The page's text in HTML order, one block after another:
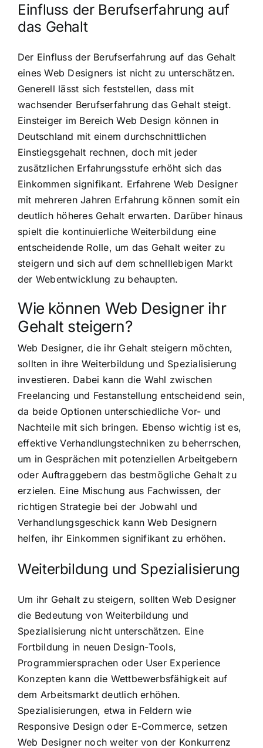
Einfluss der Berufserfahrung auf
das Gehalt
Der Einfluss der Berufserfahrung auf das Gehalt
eines Web Designers ist nicht zu unterschätzen.
Generell lässt sich feststellen, dass mit
wachsender Berufserfahrung das Gehalt steigt.
Einsteiger im Bereich Web Design können in
Deutschland mit einem durchschnittlichen
Einstiegsgehalt rechnen, doch mit jeder
zusätzlichen Erfahrungsstufe erhöht sich das
Einkommen signifikant. Erfahrene Web Designer
mit mehreren Jahren Erfahrung können somit ein
deutlich höheres Gehalt erwarten. Darüber hinaus
spielt die kontinuierliche Weiterbildung eine
entscheidende Rolle, um das Gehalt weiter zu
steigern und sich auf dem schnelllebigen Markt
der Webentwicklung zu behaupten.
Wie können Web Designer ihr
Gehalt steigern?
Web Designer, die ihr Gehalt steigern möchten,
sollten in ihre Weiterbildung und Spezialisierung
investieren. Dabei kann die Wahl zwischen
Freelancing und Festanstellung entscheidend sein,
da beide Optionen unterschiedliche Vor- und
Nachteile mit sich bringen. Ebenso wichtig ist es,
effektive Verhandlungstechniken zu beherrschen,
um in Gesprächen mit potenziellen Arbeitgebern
oder Auftraggebern das bestmögliche Gehalt zu
erzielen. Eine Mischung aus Fachwissen, der
richtigen Strategie bei der Jobwahl und
Verhandlungsgeschick kann Web Designern
helfen, ihr Einkommen signifikant zu erhöhen.
Weiterbildung und Spezialisierung
Um ihr Gehalt zu steigern, sollten Web Designer
die Bedeutung von Weiterbildung und
Spezialisierung nicht unterschätzen. Eine
Fortbildung in neuen Design-Tools,
Programmiersprachen oder User Experience
Konzepten kann die Wettbewerbsfähigkeit auf
dem Arbeitsmarkt deutlich erhöhen.
Spezialisierungen, etwa in Feldern wie
Responsive Design oder E-Commerce, setzen
Web Designer noch weiter von der Konkurrenz